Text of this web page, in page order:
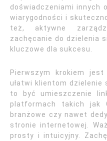
doświadczeniami innych
wiarygodności i
też, aktywne
zachęcanie do dzielenia
kluczowe dla sukcesu.
Pierwszym krokiem
ułatwi klientom dzielenie
to być umieszczenie
platformach takich jak
branżowe czy nawet
stronie internetowej.
prosty i intuicyjny.